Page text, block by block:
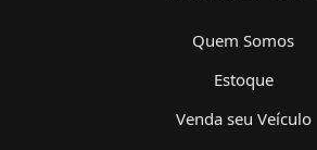
Quem Somos
Estoque
Venda seu Veículo